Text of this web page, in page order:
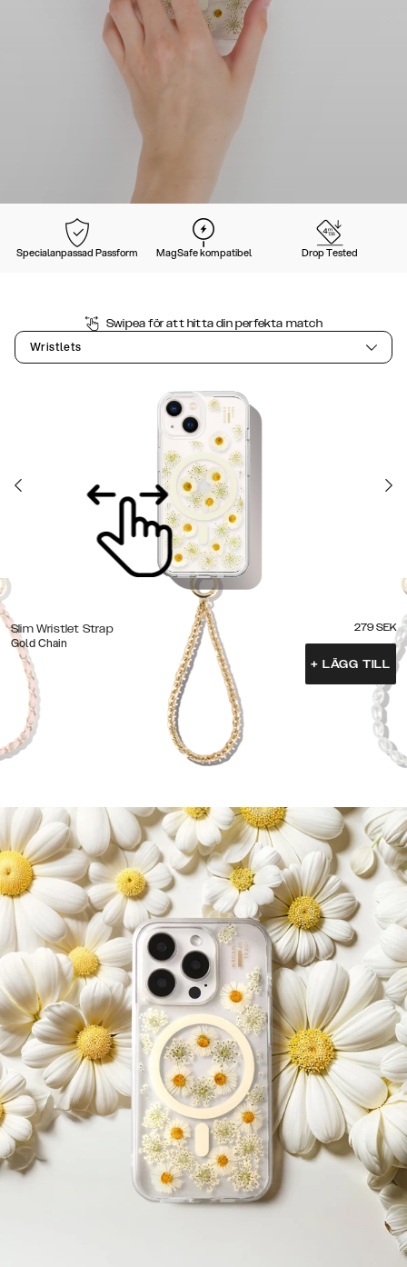
Specialanpassad Passform MagSafe kompatibel Drop Tested
Swipea för att hitta din perfekta match
Wristlets
Slim Wristlet Strap
Gold Chain
279 SEK
+ LÄGG TILL